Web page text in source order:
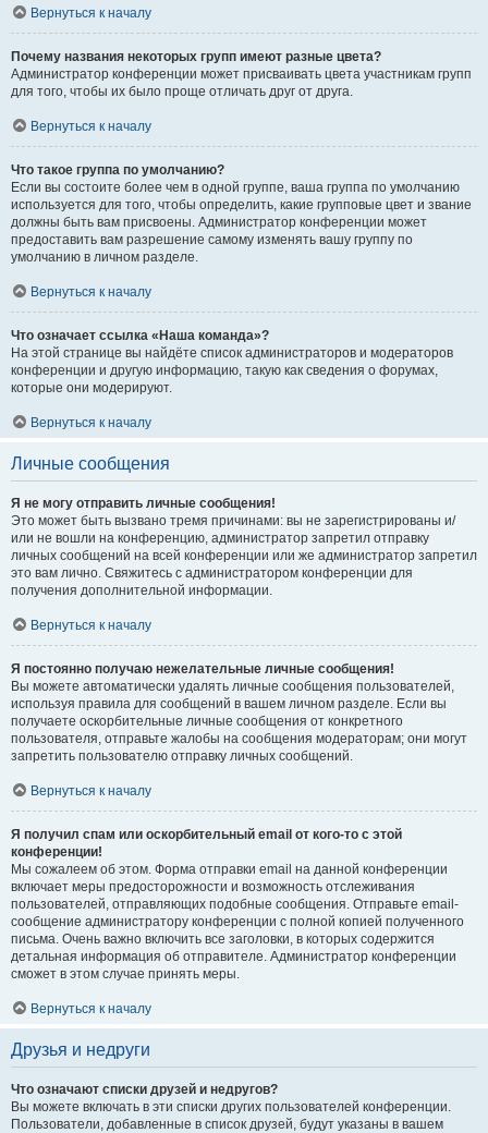
Вернуться к началу
Почему названия некоторых групп имеют разные цвета?
Администратор конференции может присваивать цвета участникам групп
для того, чтобы их было проще отличать друг от друга.
Вернуться к началу
Что такое группа по умолчанию?
Если вы состоите более чем в одной группе, ваша группа по умолчанию
используется для того, чтобы определить, какие групповые цвет и звание
должны быть вам присвоены. Администратор конференции может
предоставить вам разрешение самому изменять вашу группу по
умолчанию в личном разделе.
Вернуться к началу
Что означает ссылка «Наша команда»?
На этой странице вы найдёте список администраторов и модераторов
конференции и другую информацию, такую как сведения о форумах,
которые они модерируют.
Вернуться к началу
Личные сообщения
Я не могу отправить личные сообщения!
Это может быть вызвано тремя причинами: вы не зарегистрированы и/
или не вошли на конференцию, администратор запретил отправку
личных сообщений на всей конференции или же администратор запретил
это вам лично. Свяжитесь с администратором конференции для
получения дополнительной информации.
Вернуться к началу
Я постоянно получаю нежелательные личные сообщения!
Вы можете автоматически удалять личные сообщения пользователей,
используя правила для сообщений в вашем личном разделе. Если вы
получаете оскорбительные личные сообщения от конкретного
пользователя, отправьте жалобы на сообщения модераторам; они могут
запретить пользователю отправку личных сообщений.
Вернуться к началу
Я получил спам или оскорбительный email от кого-то с этой
конференции!
Мы сожалеем об этом. Форма отправки email на данной конференции
включает меры предосторожности и возможность отслеживания
пользователей, отправляющих подобные сообщения. Отправьте email-
сообщение администратору конференции с полной копией полученного
письма. Очень важно включить все заголовки, в которых содержится
детальная информация об отправителе. Администратор конференции
сможет в этом случае принять меры.
Вернуться к началу
Друзья и недруги
Что означают списки друзей и недругов?
Вы можете включать в эти списки других пользователей конференции.
Пользователи, добавленные в список друзей, будут указаны в вашем